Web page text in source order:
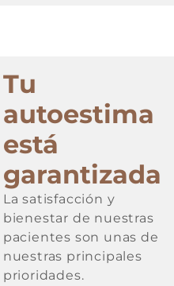
Tu
autoestima
está
garantizada
La satisfacción y
bienestar de nuestras
pacientes son unas de
nuestras principales
prioridades.